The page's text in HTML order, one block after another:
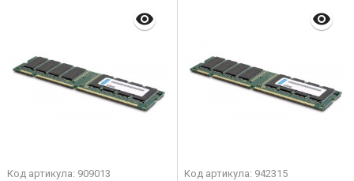
Код артикула: 909013 Код артикула: 942315